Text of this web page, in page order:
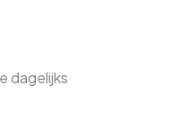
dagelijks